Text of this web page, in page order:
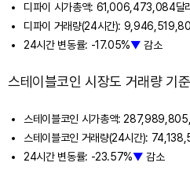
디파이 시가총액: 61,006,473,084달
디파이 거래량(24시간):
24시간 변동률: -17.05%▼ 감소
스테이블코인 시장도 거래량 기
스테이블코인 시가총액:
스테이블코인 거래량(24시간):
24시간 변동률: -23.57%▼ 감소